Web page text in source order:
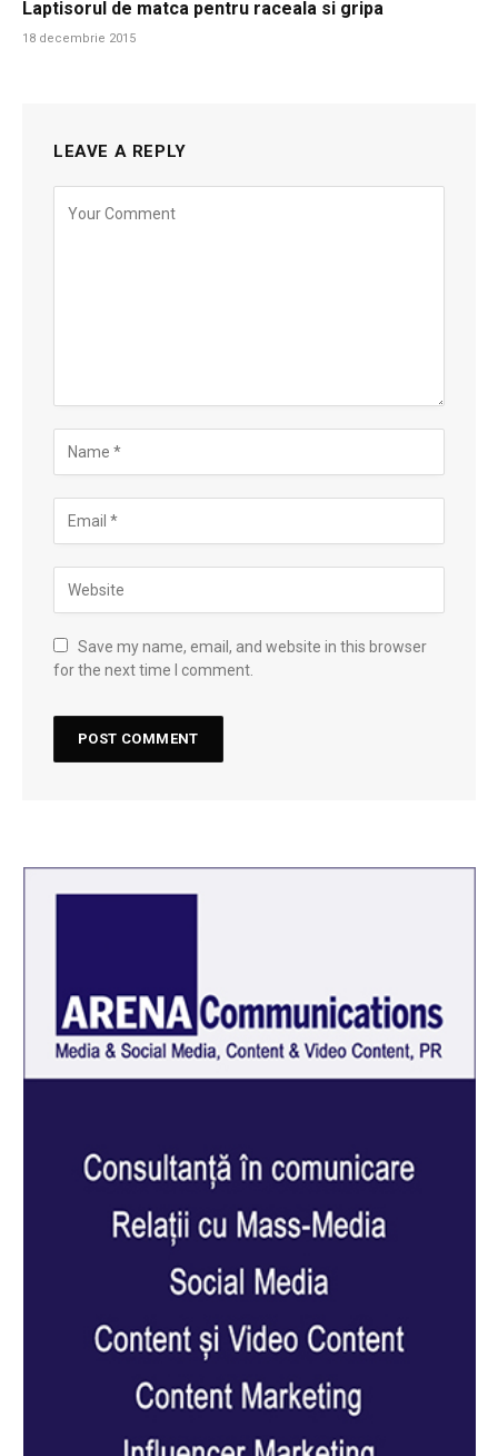
Laptisorul de matca pentru raceala si gripa
18 decembrie 2015
LEAVE A REPLY
Save my name, email, and website in this browser
for the next time I comment.